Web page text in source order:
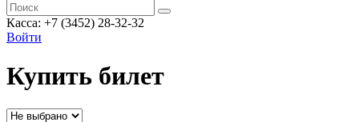
Касса: +7 (3452) 28-32-32
Войти
Купить билет